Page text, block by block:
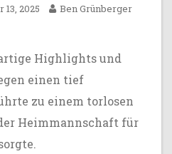
13, 2025
Ben Grünberger
Highlights und
einen tief
zu einem torlosen
Heimmannschaft für